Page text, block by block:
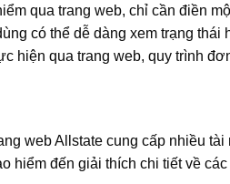
qua trang web, chỉ cần điền
có thể dễ dàng xem trạng thái
hiện qua trang web, quy trình
web Allstate cung cấp nhiều
hiểm đến giải thích chi tiết về